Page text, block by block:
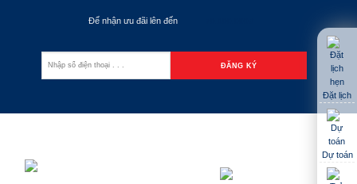
Để nhận ưu đãi lên đến
Đặt lịch
Dự toán